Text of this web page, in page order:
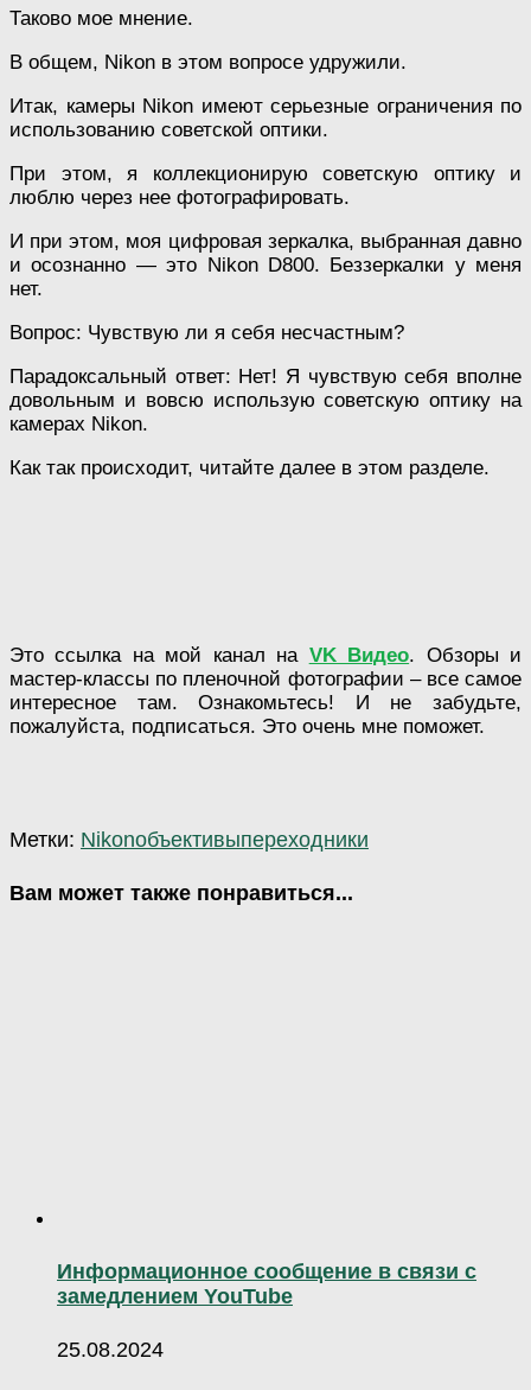
Таково мое мнение.
В общем, Nikon в этом вопросе удружили.
Итак, камеры Nikon имеют серьезные ограничения по
использованию советской оптики.
При этом, я коллекционирую советскую оптику и
люблю через нее фотографировать.
И при этом, моя цифровая зеркалка, выбранная давно
и осознанно — это Nikon D800. Беззеркалки у меня
нет.
Вопрос: Чувствую ли я себя несчастным?
Парадоксальный ответ: Нет! Я чувствую себя вполне
довольным и вовсю использую советскую оптику на
камерах Nikon.
Как так происходит, читайте далее в этом разделе.
Это ссылка на мой канал на VK Видео. Обзоры и
мастер-классы по пленочной фотографии – все самое
интересное там. Ознакомьтесь! И не забудьте,
пожалуйста, подписаться. Это очень мне поможет.
Метки: Nikonобъективыпереходники
Вам может также понравиться...
Информационное сообщение в связи с
замедлением YouTube
25.08.2024